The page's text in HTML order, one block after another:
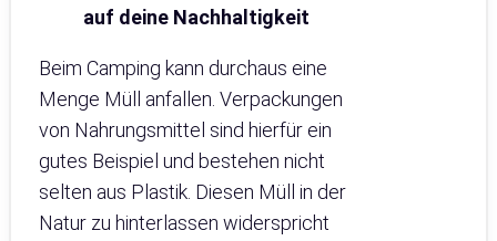
auf deine Nachhaltigkeit
Beim Camping kann durchaus eine
Menge Müll anfallen. Verpackungen
von Nahrungsmittel sind hierfür ein
gutes Beispiel und bestehen nicht
selten aus Plastik. Diesen Müll in der
Natur zu hinterlassen widerspricht